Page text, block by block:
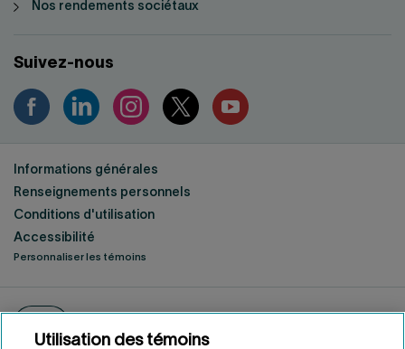
Nos rendements sociétaux
Suivez-nous
Informations générales
Renseignements personnels
Conditions d'utilisation
Accessibilité
Personnaliser les témoins
Utilisation des témoins